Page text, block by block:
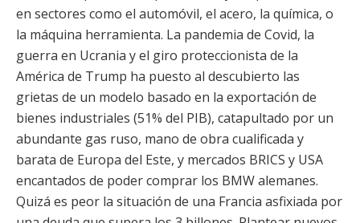
en sectores como el automóvil, el acero, la química, o
la máquina herramienta. La pandemia de Covid, la
guerra en Ucrania y el giro proteccionista de la
América de Trump ha puesto al descubierto las
grietas de un modelo basado en la exportación de
bienes industriales (51% del PIB), catapultado por un
abundante gas ruso, mano de obra cualificada y
barata de Europa del Este, y mercados BRICS y USA
encantados de poder comprar los BMW alemanes.
Quizá es peor la situación de una Francia asfixiada por